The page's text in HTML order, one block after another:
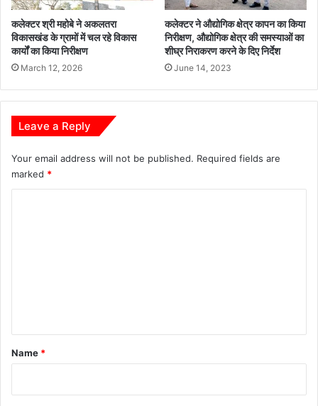
ट्रै
क्ट
र
ज
ब्त
कलेक्टर श्री महोबे ने अकलतरा
विकासखंड के ग्रामों में चल रहे विकास
कार्यों का किया निरीक्षण
March 12, 2026
कलेक्टर ने औद्योगिक क्षेत्र कापन का किया
निरीक्षण, औद्योगिक क्षेत्र की समस्याओं का
शीघ्र निराकरण करने के दिए निर्देश
June 14, 2023
Leave a Reply
Your email address will not be published. Required fields are
marked *
*
Name *